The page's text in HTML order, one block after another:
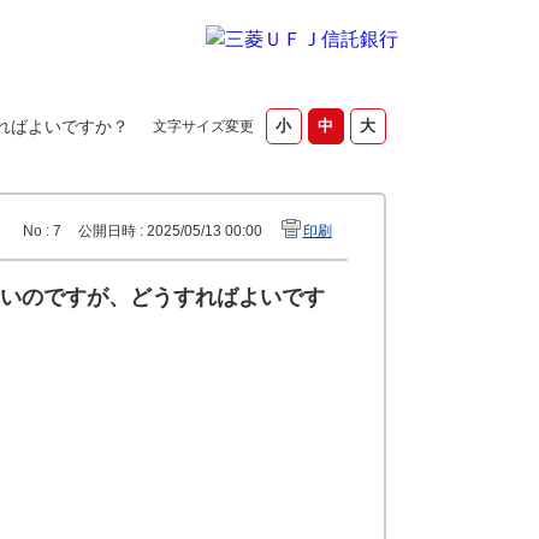
文字サイズ変更
ばよいですか？
No : 7 公開日時 : 2025/05/13 00:00 印刷
のですが、どうすればよいです